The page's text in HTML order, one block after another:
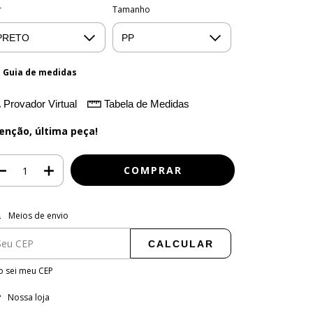
Tamanho
Guia de medidas
Provador Virtual Tabela de Medidas
última peça!
para o CEP:
Meios de envio
CALCULAR
sei meu CEP
Nossa loja